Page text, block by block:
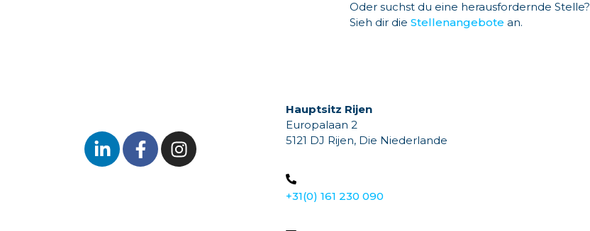
Oder suchst du eine herausfordernde Stelle?
Sieh dir die Stellenangebote an.
Hauptsitz Rijen
Europalaan 2
5121 DJ Rijen, Die Niederlande
+31(0) 161 230 090